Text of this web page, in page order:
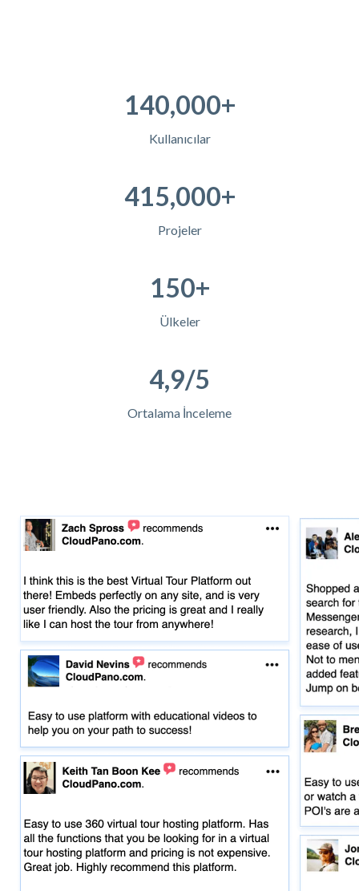
140,000+
Kullanıcılar
415,000+
Projeler
150+
Ülkeler
4,9/5
Ortalama İnceleme